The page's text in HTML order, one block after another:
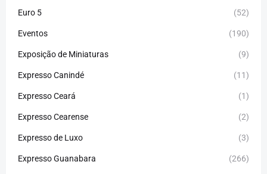
Euro 5 (52)
Eventos (190)
Exposição de Miniaturas (9)
Expresso Canindé (11)
Expresso Ceará (1)
Expresso Cearense (2)
Expresso de Luxo (3)
Expresso Guanabara (266)